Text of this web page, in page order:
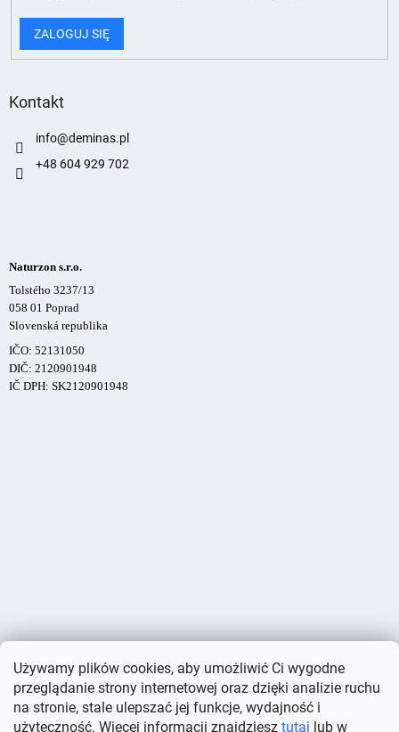
Używamy plików cookies, aby umożliwić Ci wygodne
przeglądanie strony internetowej oraz dzięki analizie ruchu
na stronie, stale ulepszać jej funkcje, wydajność i
użyteczność. Więcej informacji znajdziesz tutaj lub w
ZALOGUJ SIĘ
Kontakt
info@deminas.pl
+48 604 929 702
Naturzon s.r.o.
Tolstého 3237/13
058 01 Poprad
Slovenská republika
IČO: 52131050
DIČ: 2120901948
IČ DPH: SK2120901948